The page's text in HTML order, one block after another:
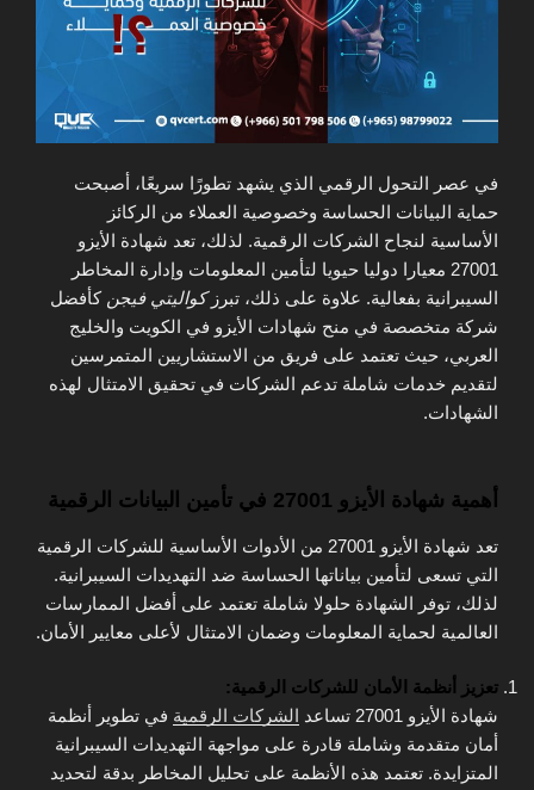
في عصر التحول الرقمي الذي يشهد تطورًا سريعًا، أصبحت
حماية البيانات الحساسة وخصوصية العملاء من الركائز
الأساسية لنجاح الشركات الرقمية. لذلك، تعد شهادة الأيزو
27001 معيارا دوليا حيويا لتأمين المعلومات وإدارة المخاطر
السيبرانية بفعالية. علاوة على ذلك، تبرزكواليتي فيجن كأفضل
شركة متخصصة في منح شهادات الأيزو في الكويت والخليج
العربي، حيث تعتمد على فريق من الاستشاريين المتمرسين
لتقديم خدمات شاملة تدعم الشركات في تحقيق الامتثال لهذه
الشهادات.
أهمية شهادة الأيزو 27001 في تأمين البيانات الرقمية
تعد شهادة الأيزو 27001 من الأدوات الأساسية للشركات الرقمية
التي تسعى لتأمين بياناتها الحساسة ضد التهديدات السيبرانية.
لذلك، توفر الشهادة حلولا شاملة تعتمد على أفضل الممارسات
العالمية لحماية المعلومات وضمان الامتثال لأعلى معايير الأمان.
تعزيز أنظمة الأمان للشركات الرقمية:
شهادة الأيزو 27001 تساعد
الشركات الرقمية في تطوير أنظمة
أمان متقدمة وشاملة قادرة على مواجهة التهديدات السيبرانية
المتزايدة. تعتمد هذه الأنظمة على تحليل المخاطر بدقة لتحديد